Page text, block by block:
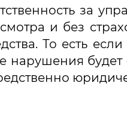
за
и без
То есть
будет